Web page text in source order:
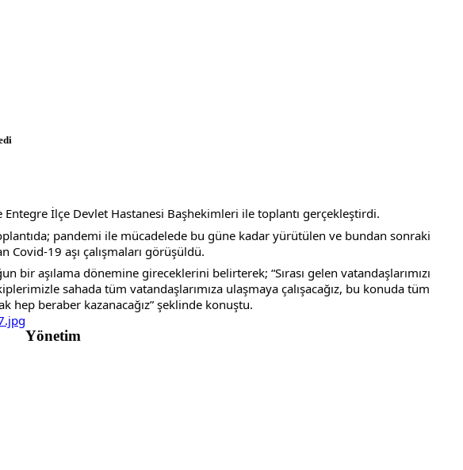
İlçe Devlet Hastanesi Başhekimleri ile toplantı gerçekleştirdi.
pandemi ile mücadelede bu güne kadar yürütülen ve bundan sonraki
19 aşı çalışmaları görüşüldü.
aşılama dönemine gireceklerini belirterek; “Sırası gelen vatandaşlarımızı
sahada tüm vatandaşlarımıza ulaşmaya çalışacağız, bu konuda tüm
hep beraber kazanacağız” şeklinde konuştu.
Yönetim